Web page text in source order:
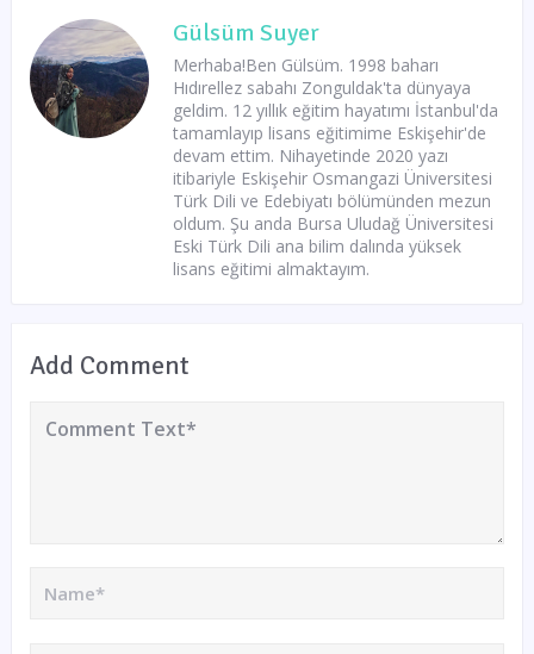
Gülsüm Suyer
Merhaba!Ben Gülsüm. 1998 baharı
Hıdırellez sabahı Zonguldak'ta dünyaya
geldim. 12 yıllık eğitim hayatımı İstanbul'da
tamamlayıp lisans eğitimime Eskişehir'de
devam ettim. Nihayetinde 2020 yazı
itibariyle Eskişehir Osmangazi Üniversitesi
Türk Dili ve Edebiyatı bölümünden mezun
oldum. Şu anda Bursa Uludağ Üniversitesi
Eski Türk Dili ana bilim dalında yüksek
lisans eğitimi almaktayım.
Add Comment